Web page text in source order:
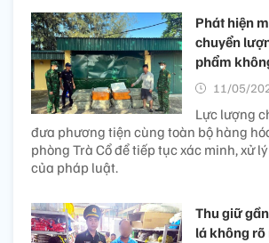
Phát hiện
chuyển
phẩm
11/05/
Lực lượng
đưa phương tiện cùng toàn bộ hàng
phòng Trà Cổ để tiếp tục xác minh, xử
của pháp luật.
Thu giữ
lá không